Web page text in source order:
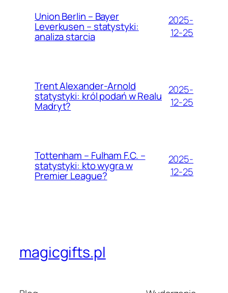
Union Berlin – Bayer
Leverkusen – statystyki:
analiza starcia
2025-
12-25
Trent Alexander-Arnold
statystyki: król podań w Realu
Madryt?
2025-
12-25
Tottenham – Fulham F.C. –
statystyki: kto wygra w
Premier League?
2025-
12-25
magicgifts.pl